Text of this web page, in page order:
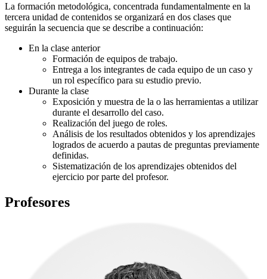
La formación metodológica, concentrada fundamentalmente en la
tercera unidad de contenidos se organizará en dos clases que
seguirán la secuencia que se describe a continuación:
En la clase anterior
Formación de equipos de trabajo.
Entrega a los integrantes de cada equipo de un caso y
un rol específico para su estudio previo.
Durante la clase
Exposición y muestra de la o las herramientas a utilizar
durante el desarrollo del caso.
Realización del juego de roles.
Análisis de los resultados obtenidos y los aprendizajes
logrados de acuerdo a pautas de preguntas previamente
definidas.
Sistematización de los aprendizajes obtenidos del
ejercicio por parte del profesor.
Profesores